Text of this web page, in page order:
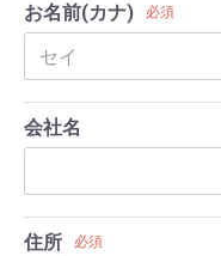
お名前(カナ) 必須
会社名
住所 必須